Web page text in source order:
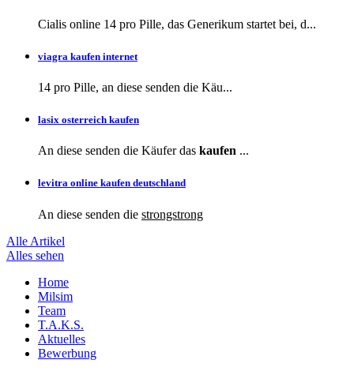
Cialis online 14 pro Pille, das Generikum startet bei, d...
viagra kaufen internet
14 pro Pille, an diese senden die Käu...
lasix osterreich kaufen
An diese senden die Käufer das kaufen ...
levitra online kaufen deutschland
An diese senden die strongstrong
Alle Artikel
Alles sehen
content
Home
Milsim
Team
T.A.K.S.
Aktuelles
Bewerbung